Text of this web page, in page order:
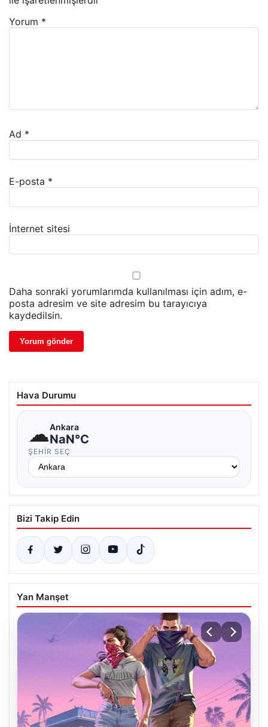
Yorum *
Ad *
E-posta *
İnternet sitesi
Daha sonraki yorumlarımda kullanılması için adım, e-
posta adresim ve site adresim bu tarayıcıya
kaydedilsin.
Hava Durumu
☁Ankara
NaN°C
ŞEHIR SEÇ
Bizi Takip Edin
Yan Manşet